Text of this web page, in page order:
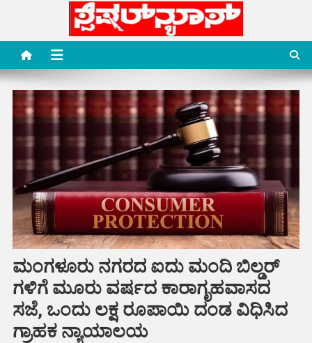
content
Special News Media
Special News Media
ಮಂಗಳೂರು ನಗರದ ಐದು ಮಂದಿ ಬಿಲ್ಡರ್
ಗಳಿಗೆ ಮೂರು ವರ್ಷದ ಕಾರಾಗೃಹವಾಸದ
ಸಜೆ, ಒಂದು ಲಕ್ಷ ರೂಪಾಯಿ ದಂಡ ವಿಧಿಸಿದ
ಗ್ರಾಹಕ ನ್ಯಾಯಾಲಯ